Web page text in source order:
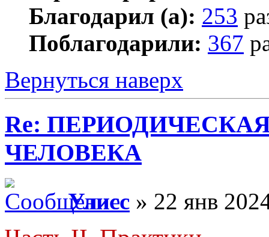
Благодарил (а): 253
Поблагодарили: 367
Вернуться наверх
Re:
ЧЕЛОВЕКА
Улисс » 22 янв